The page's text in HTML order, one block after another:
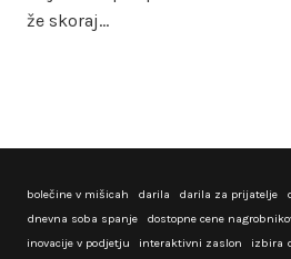
že skoraj…
bolečine v mišicah darila darila za prijatelje
dnevna soba spanje
dostopne cene
inovacije v podjetju
interaktivni zaslon izbira